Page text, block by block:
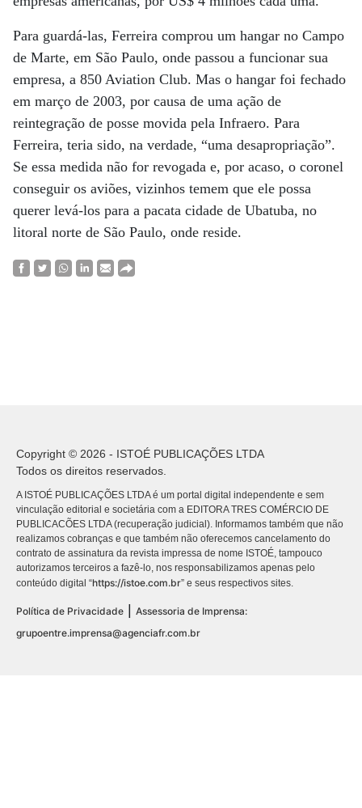
Para guardá-las, Ferreira comprou um hangar no Campo
de Marte, em São Paulo, onde passou a funcionar sua
empresa, a 850 Aviation Club. Mas o hangar foi fechado
em março de 2003, por causa de uma ação de
reintegração de posse movida pela Infraero. Para
Ferreira, teria sido, na verdade, “uma desapropriação”.
Se essa medida não for revogada e, por acaso, o coronel
conseguir os aviões, vizinhos temem que ele possa
querer levá-los para a pacata cidade de Ubatuba, no
litoral norte de São Paulo, onde reside.
Copyright © 2026 - ISTOÉ PUBLICAÇÕES LTDA
Todos os direitos reservados.
A ISTOÉ PUBLICAÇÕES LTDA é um portal digital independente e sem
vinculação editorial e societária com a EDITORA TRES COMÉRCIO DE
PUBLICACÕES LTDA (recuperação judicial). Informamos também que não
realizamos cobranças e que também não oferecemos cancelamento do
contrato de assinatura da revista impressa de nome ISTOÉ, tampouco
autorizamos terceiros a fazê-lo, nos responsabilizamos apenas pelo
conteúdo digital “https://istoe.com.br” e seus respectivos sites.
Política de Privacidade
Assessoria de Imprensa:
grupoentre.imprensa@agenciafr.com.br